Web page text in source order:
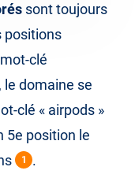
sont toujours
positions
clé
domaine se
clé « airpods »
5e position le
1 .